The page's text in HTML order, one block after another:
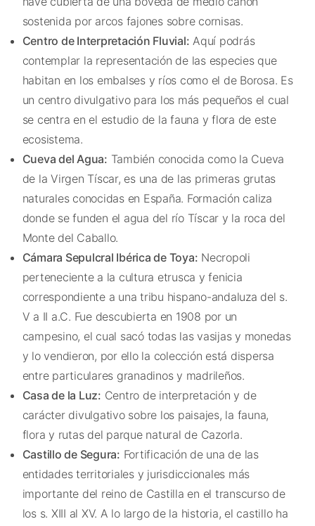
sostenida por arcos fajones sobre cornisas.
Centro de Interpretación Fluvial: Aquí podrás
contemplar la representación de las especies que
habitan en los embalses y ríos como el de Borosa. Es
un centro divulgativo para los más pequeños el cual
se centra en el estudio de la fauna y flora de este
ecosistema.
Cueva del Agua: También conocida como la Cueva
de la Virgen Tíscar, es una de las primeras grutas
naturales conocidas en España. Formación caliza
donde se funden el agua del río Tíscar y la roca del
Monte del Caballo.
Cámara Sepulcral Ibérica de Toya: Necropoli
perteneciente a la cultura etrusca y fenicia
correspondiente a una tribu hispano-andaluza del s.
V a II a.C. Fue descubierta en 1908 por un
campesino, el cual sacó todas las vasijas y monedas
y lo vendieron, por ello la colección está dispersa
entre particulares granadinos y madrileños.
Casa de la Luz: Centro de interpretación y de
carácter divulgativo sobre los paisajes, la fauna,
flora y rutas del parque natural de Cazorla.
Castillo de Segura: Fortificación de una de las
entidades territoriales y jurisdiccionales más
importante del reino de Castilla en el transcurso de
los s. XIII al XV. A lo largo de la historia, el castillo ha